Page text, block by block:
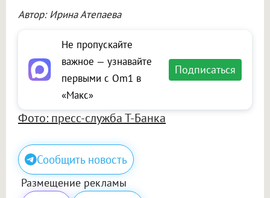
Автор: Ирина Атепаева
Не пропускайте
важное — узнавайте
первыми с Om1 в
«Макс»
Подписаться
Фото: пресс-служба Т-Банка
Сообщить новость
Размещение рекламы